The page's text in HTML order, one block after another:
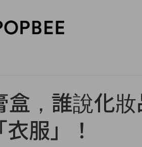
，誰說化
服」！